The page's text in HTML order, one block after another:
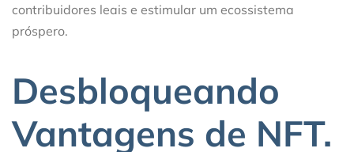
contribuidores leais e estimular um ecossistema
próspero.
Desbloqueando
Vantagens de NFT.